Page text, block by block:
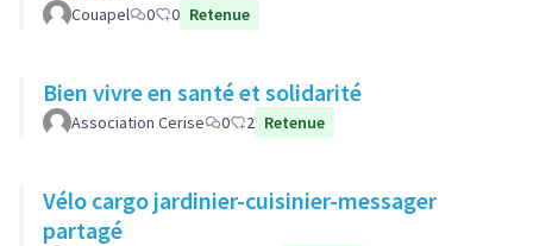
Couapel 0 0 Retenue
Bien vivre en santé et solidarité
Association Cerise 0 2 Retenue
Vélo cargo jardinier-cuisinier-messager
partagé